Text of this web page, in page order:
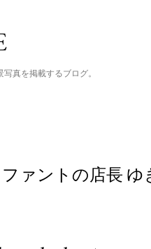
真を掲載するブログ。
ァントの店長 ゆ